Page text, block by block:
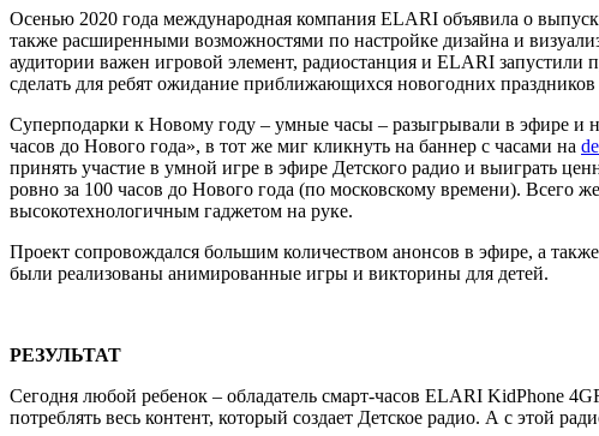
Осенью 2020 года международная компания ELARI объявила о
также расширенными возможностями по настройке дизайна и
аудитории важен игровой элемент, радиостанция и ELARI
сделать для ребят ожидание приближающихся новогодних
Суперподарки к Новому году – умные часы – разыгрывали в эфире и
часов до Нового года», в тот же миг кликнуть на баннер с часами на
принять участие в умной игре в эфире Детского радио и выиграть
ровно за 100 часов до Нового года (по московскому времени). Всего
высокотехнологичным гаджетом на руке.
Проект сопровождался большим количеством анонсов в эфире, а
были реализованы анимированные игры и викторины для детей.
РЕЗУЛЬТАТ
Сегодня любой ребенок – обладатель смарт-часов ELARI KidPhone
потреблять весь контент, который создает Детское радио. А с этой